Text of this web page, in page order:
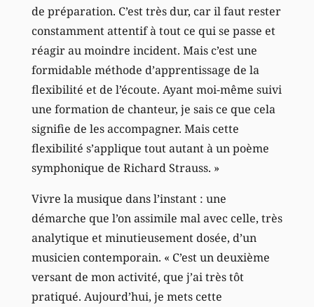
de préparation. C’est très dur, car il faut rester
constamment attentif à tout ce qui se passe et
réagir au moindre incident. Mais c’est une
formidable méthode d’apprentissage de la
flexibilité et de l’écoute. Ayant moi-même suivi
une formation de chanteur, je sais ce que cela
signifie de les accompagner. Mais cette
flexibilité s’applique tout autant à un poème
symphonique de Richard Strauss. »
Vivre la musique dans l’instant : une
démarche que l’on assimile mal avec celle, très
analytique et minutieusement dosée, d’un
musicien contemporain. « C’est un deuxième
versant de mon activité, que j’ai très tôt
pratiqué. Aujourd’hui, je mets cette